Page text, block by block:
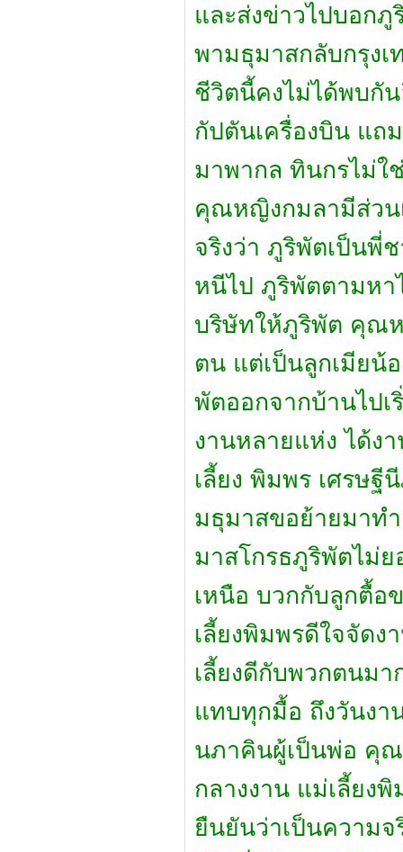
และส่งข่าวไปบอก
พามธุมาสกลับกรุงเ
ชีวิตนี้คงไม่ได้พบกั
กัปตันเครื่องบิน แถ
มาพากล ทินกรไม่ใ
คุณหญิงกมลามีส่วน
จริงว่า ภูริพัตเป็นพี่
หนีไป ภูริพัตตามหา
บริษัทให้ภูริพัต คุณ
ตน แต่เป็นลูกเมียน้
พัตออกจากบ้านไป
งานหลายแห่ง ได้ง
เลี้ยง พิมพร เศรษฐี
มธุมาสขอย้ายมาทำ
มาสโกรธภูริพัตไม่
เหนือ บวกกับลูกตื้อ
เลี้ยงพิมพรดีใจจัด
เลี้ยงดีกับพวกตนมา
แทบทุกมื้อ ถึงวันงา
นภาคินผู้เป็นพ่อ คุ
กลางงาน แม่เลี้ยง
ยืนยันว่าเป็นความ